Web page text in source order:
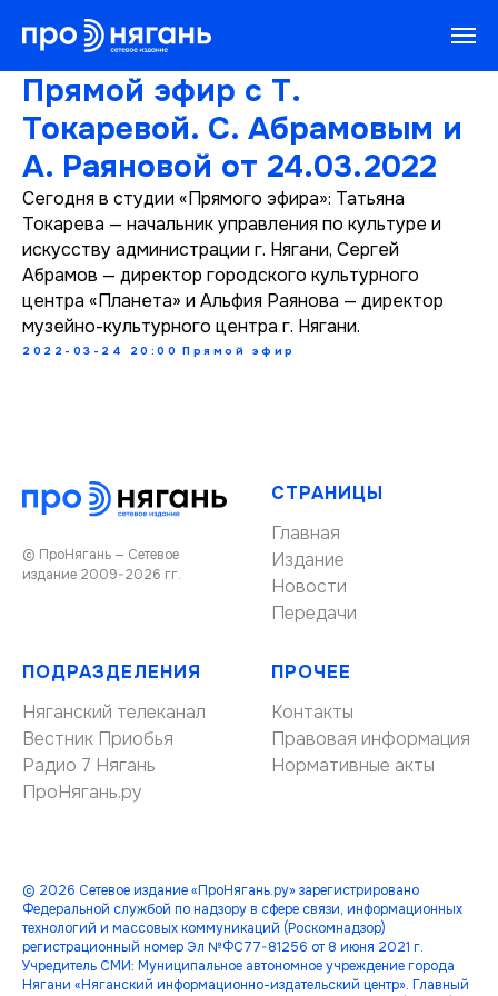
Прямой эфир с Т.
Токаревой. С. Абрамовым и
А. Раяновой от 24.03.2022
Сегодня в студии «Прямого эфира»: Татьяна
Токарева — начальник управления по культуре и
искусству администрации г. Нягани, Сергей
Абрамов — директор городского культурного
центра «Планета» и Альфия Раянова — директор
музейно-культурного центра г. Нягани.
2022-03-24 20:00 Прямой эфир
© ПроНягань — Сетевое
издание 2009-2026 гг.
СТРАНИЦЫ
Главная
Издание
Новости
Передачи
ПОДРАЗДЕЛЕНИЯ
Няганский телеканал
Вестник Приобья
Радио 7 Нягань
ПроНягань.ру
ПРОЧЕЕ
Контакты
Правовая информация
Нормативные акты
© 2026 Сетевое издание «ПроНягань.ру» зарегистрировано
Федеральной службой по надзору в сфере связи, информационных
технологий и массовых коммуникаций (Роскомнадзор)
регистрационный номер Эл №ФС77-81256 от 8 июня 2021 г.
Учредитель СМИ: Муниципальное автономное учреждение города
Нягани «Няганский информационно-издательский центр». Главный